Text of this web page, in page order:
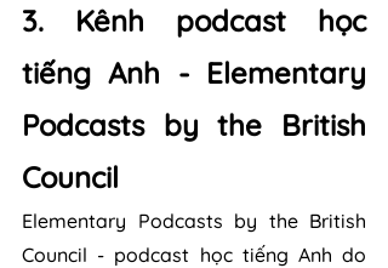
3. Kênh podcast học
tiếng Anh - Elementary
Podcasts by the British
Council
Elementary Podcasts by the British
Council - podcast học tiếng Anh do